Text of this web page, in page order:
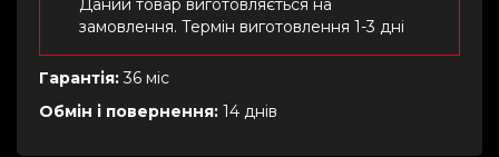
Даний товар виготовляється на
замовлення. Термін виготовлення 1-3 дні
Гарантія:36 міс
Обмін і повернення: 14 днів